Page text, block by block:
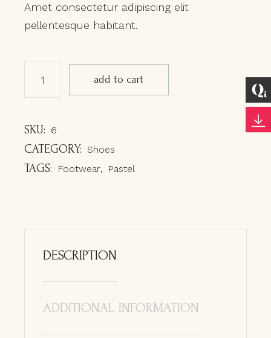
Amet consectetur adipiscing elit
pellentesque habitant.
Silver sneakers quantity
add to cart
SKU: 6
CATEGORY: Shoes
TAGS: Footwear, Pastel
DESCRIPTION
ADDITIONAL INFORMATION